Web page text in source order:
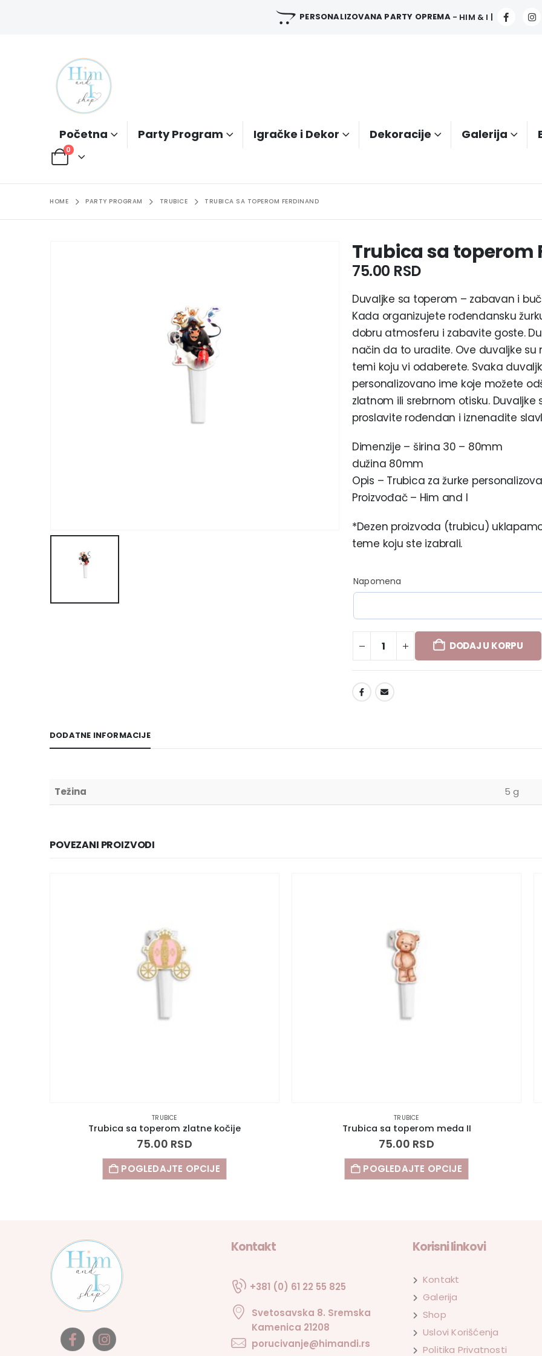
PERSONALIZOVANA PARTY OPREMA - HIM & I |
Početna Party Program Igračke i Dekor Dekoracije Galerija
0
HOME PARTY PROGRAM TRUBICE TRUBICA SA TOPEROM FERDINAND
Trubica sa toperom
75.00 RSD
Duvaljke sa toperom – zabavan i
Kada organizujete rođendansku
dobru atmosferu i zabavite goste.
način da to uradite. Ove duvaljke
temi koju vi odaberete. Svaka
personalizovano ime koje možete
zlatnom ili srebrnom otisku.
proslavite rođendan i iznenadite
Dimenzije – širina 30 – 80mm
dužina 80mm
Opis – Trubica za žurke
Proizvođač – Him and I
*Dezen proizvoda (trubicu)
teme koju ste izabrali.
Napomena
DODAJ U KORPU
DODATNE INFORMACIJE
Težina 5 g
POVEZANI PROIZVODI
TRUBICE
Trubica sa toperom meda II
75.00 RSD
POGLEDAJTE OPCIJE
TRUBICE
Trubica sa toperom meda sa balonima
75.00 RSD
POGLEDAJTE OPCIJE
Kontakt
+381 (0) 61 22 55 825
Svetosavska 8. Sremska
Kamenica 21208
porucivanje@himandi.rs
Korisni linkovi
Kontakt
Galerija
Shop
Uslovi Korišćenja
Politika Privatnosti